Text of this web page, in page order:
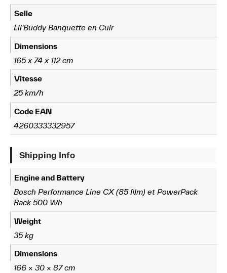
Selle
Lil'Buddy Banquette en Cuir
Dimensions
165 x 74 x 112 cm
Vitesse
25 km/h
Code EAN
4260333332957
Shipping Info
Engine and Battery
Bosch Performance Line CX (85 Nm) et PowerPack
Rack 500 Wh
Weight
35 kg
Dimensions
166 × 30 × 87 cm